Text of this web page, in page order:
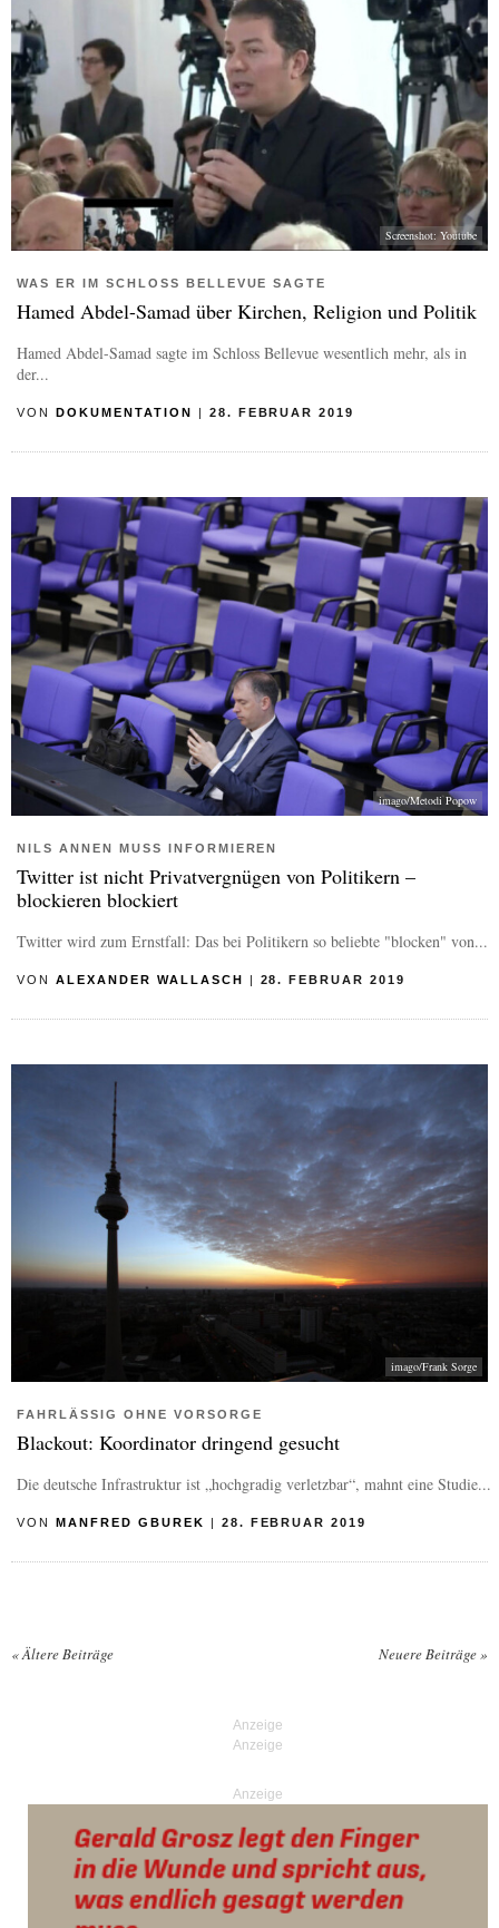
Screenshot: Youtube
WAS ER IM SCHLOSS BELLEVUE SAGTE
Hamed Abdel-Samad über Kirchen, Religion und Politik
Hamed Abdel-Samad sagte im Schloss Bellevue wesentlich mehr, als in
der...
VON DOKUMENTATION 28. FEBRUAR 2019
imago/Metodi Popow
NILS ANNEN MUSS INFORMIEREN
Twitter ist nicht Privatvergnügen von Politikern –
blockieren blockiert
Twitter wird zum Ernstfall: Das bei Politikern so beliebte "blocken" von...
VON ALEXANDER WALLASCH | 28. FEBRUAR 2019
imago/Frank Sorge
FAHRLÄSSIG OHNE VORSORGE
Blackout: Koordinator dringend gesucht
Die deutsche Infrastruktur ist „hochgradig verletzbar“, mahnt eine Studie...
VON MANFRED GBUREK | 28. FEBRUAR 2019
«Ältere Beiträge Neuere Beiträge»
Anzeige